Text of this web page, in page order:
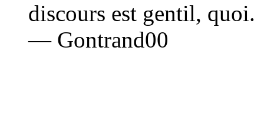
discours est gentil, quoi.
— Gontrand00